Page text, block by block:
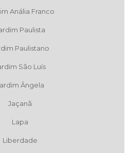
Anália Franco
Paulista
Paulistano
São Luís
Ângela
Jaçanã
Lapa
Liberdade